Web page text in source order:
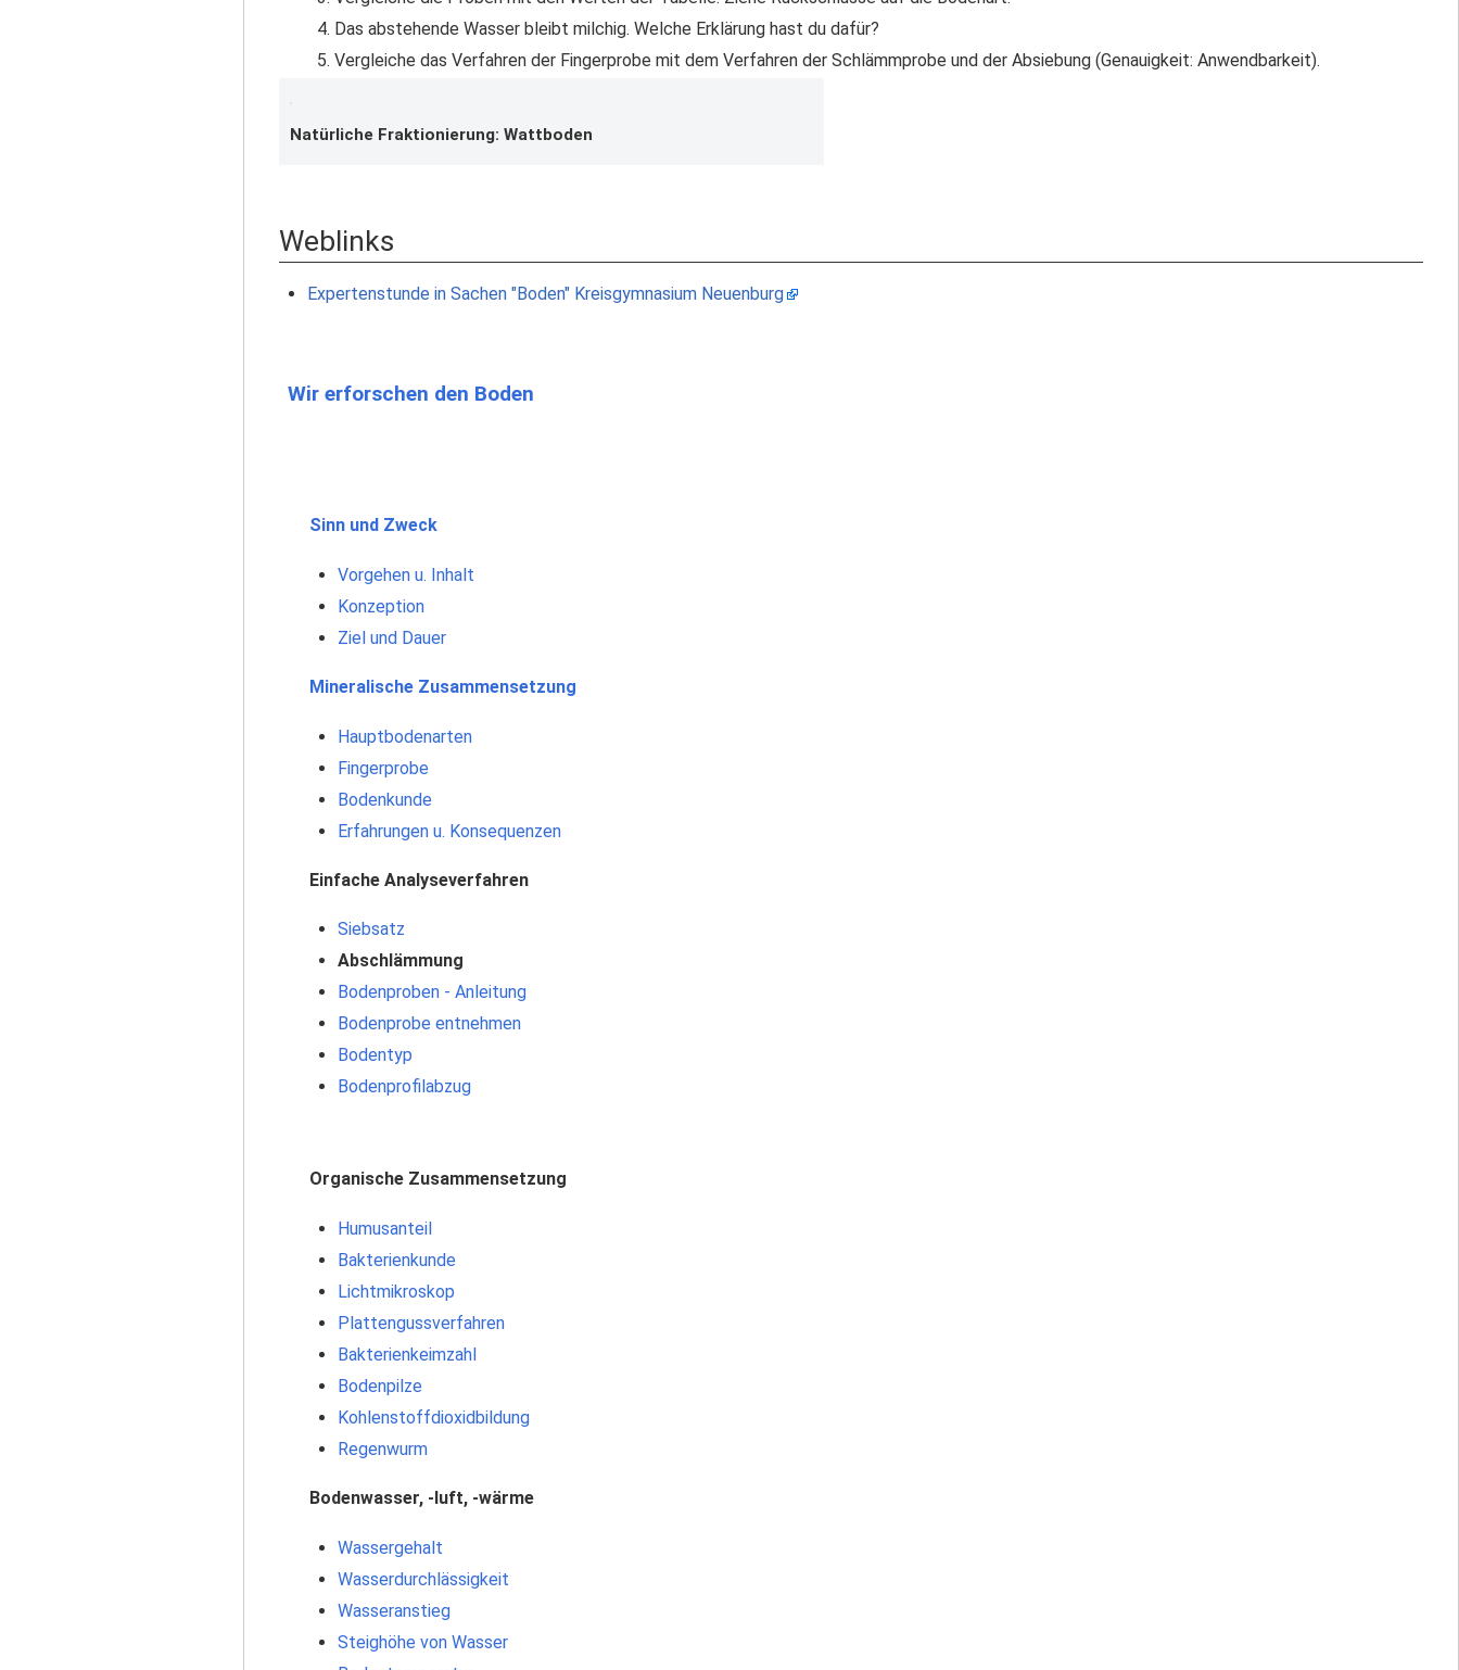
Das abstehende Wasser bleibt milchig. Welche Erklärung hast du dafür?
Vergleiche das Verfahren der Fingerprobe mit dem Verfahren der Schlämmprobe und der Absiebung (Genauigkeit: Anwendbarkeit).
Natürliche Fraktionierung: Wattboden
Weblinks
Expertenstunde in Sachen "Boden" Kreisgymnasium Neuenburg
Wir erforschen den Boden
Sinn und Zweck
Vorgehen u. Inhalt
Konzeption
Ziel und Dauer
Mineralische Zusammensetzung
Hauptbodenarten
Fingerprobe
Bodenkunde
Erfahrungen u. Konsequenzen
Einfache Analyseverfahren
Siebsatz
Abschlämmung
Bodenproben - Anleitung
Bodenprobe entnehmen
Bodentyp
Bodenprofilabzug
Organische Zusammensetzung
Humusanteil
Bakterienkunde
Lichtmikroskop
Plattengussverfahren
Bakterienkeimzahl
Bodenpilze
Kohlenstoffdioxidbildung
Regenwurm
Bodenwasser, -luft, -wärme
Wassergehalt
Wasserdurchlässigkeit
Wasseranstieg
Steighöhe von Wasser